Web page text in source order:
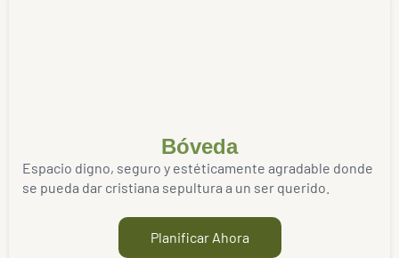
Bóveda
Espacio digno, seguro y estéticamente agradable donde
se pueda dar cristiana sepultura a un ser querido.
Planificar Ahora